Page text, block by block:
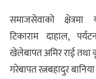
समाजसेवाको क्षेत्रमा
टिकाराम दाहाल,
खेलेबापत अमिर राई तथा
गरेबापत रत्नबहादुर